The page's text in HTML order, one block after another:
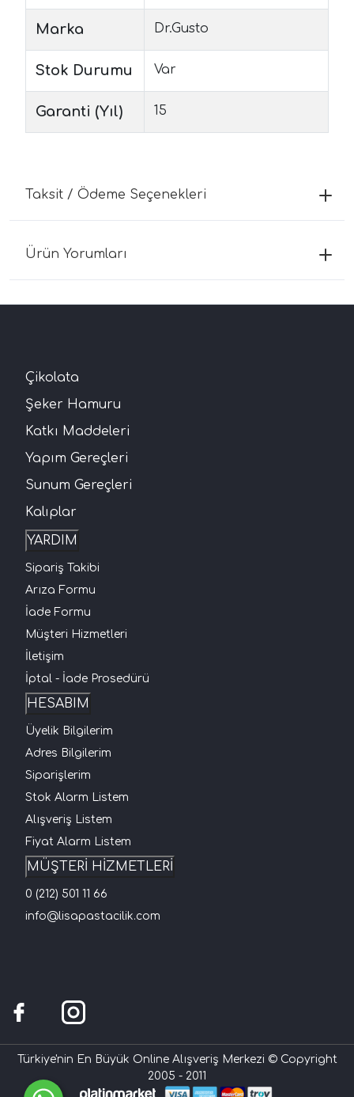
Marka Dr.Gusto
Stok Durumu Var
Garanti (Yıl) 15
Taksit / Ödeme Seçenekleri
Ürün Yorumları
Çikolata
Şeker Hamuru
Katkı Maddeleri
Yapım Gereçleri
Sunum Gereçleri
Kalıplar
YARDIM
Sipariş Takibi
Arıza Formu
İade Formu
Müşteri Hizmetleri
İletişim
İptal - İade Prosedürü
HESABIM
Üyelik Bilgilerim
Adres Bilgilerim
Siparişlerim
Stok Alarm Listem
Alışveriş Listem
Fiyat Alarm Listem
MÜŞTERİ HİZMETLERİ
0 (212) 501 11 66
info@lisapastacilik.com
Türkiye'nin En Büyük Online Alışveriş Merkezi © Copyright
2005 - 2011